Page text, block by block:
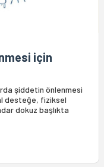
için
şiddetin önlenmesi
desteğe, fiziksel
dokuz başlıkta